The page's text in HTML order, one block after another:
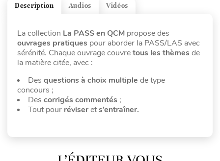
Vidéos
Audios
Description
La collection La PASS en QCM propose des
ouvrages pratiques pour aborder la PASS/LAS avec
sérénité. Chaque ouvrage couvretous les thèmes de
la matière citée, avec :
Des questions à choix multiple de type
concours ;
Des corrigés commentés ;
Tout pour réviserets’entraîner.